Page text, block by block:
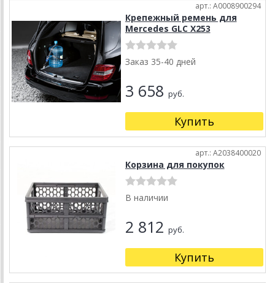
арт.: A0008900294
Крепежный ремень для
Mercedes GLC X253
Заказ 35-40 дней
3 658 руб.
Купить
арт.: A2038400020
Корзина для покупок
В наличии
2 812 руб.
Купить